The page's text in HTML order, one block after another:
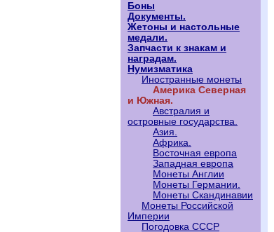
Боны
Документы.
Жетоны и настольные
медали.
Запчасти к знакам и
наградам.
Нумизматика
Иностранные монеты
Америка Северная
и Южная.
Австралия и
островные государства.
Азия.
Африка.
Восточная европа
Западная европа
Монеты Англии
Монеты Германии.
Монеты Скандинавии
Монеты Российской
Империи
Погодовка СССР